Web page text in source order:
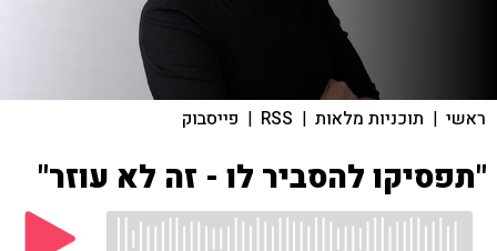
ראשי | תוכניות מלאות |
RSS
| פייסבוק
"תפסיקו להסביר לו - זה לא עוזר"